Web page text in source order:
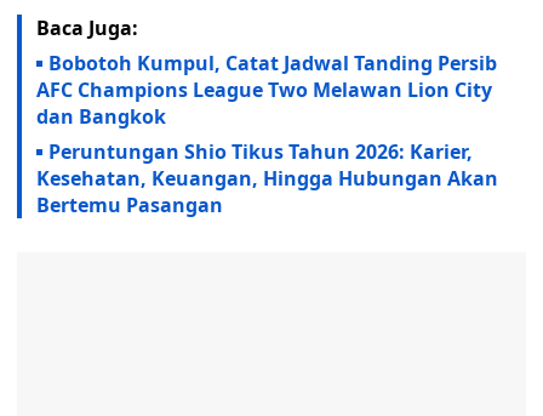
Baca Juga:
Bobotoh Kumpul, Catat Jadwal Tanding Persib
AFC Champions League Two Melawan Lion City
dan Bangkok
Peruntungan Shio Tikus Tahun 2026: Karier,
Kesehatan, Keuangan, Hingga Hubungan Akan
Bertemu Pasangan